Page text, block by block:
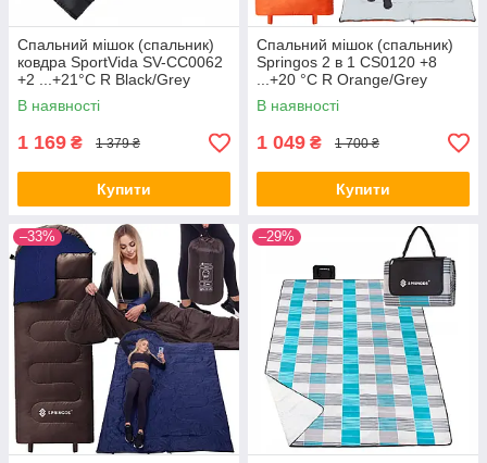
Спальний мішок (спальник)
ковдра SportVida SV-CC0062
+2 ...+21°C R Black/Grey
В наявності
1 169 ₴ 1 379 ₴
Купити
Спальний мішок (спальник)
Springos 2 в 1 CS0120 +8
...+20 °C R Orange/Grey
В наявності
1 049 ₴ 1 700 ₴
Купити
–33% –29%